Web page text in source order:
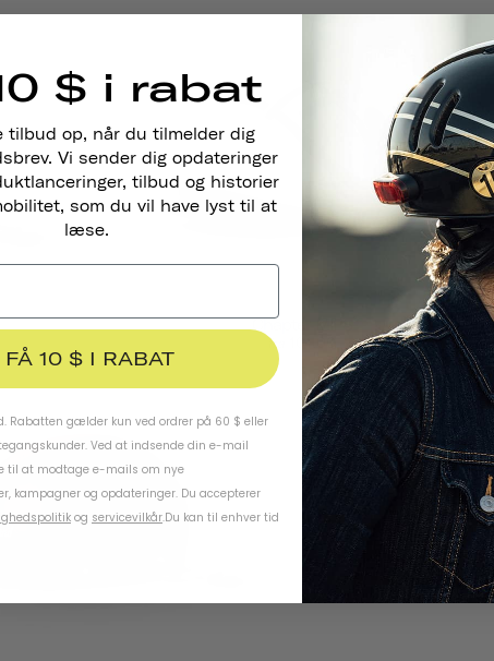
Chapter MIPS
fra
$ i rabat
tilbud op, når du tilmelder dig
Vi sender dig opdateringer
tilbud og historier
som du vil have lyst til at
læse.
FÅ 10 $ I RABAT
Rabatten gælder kun ved ordrer på 60 $ eller
Ved at indsende din e-mail
til at modtage e-mails om nye
kampagner og opdateringer. Du accepterer
og servicevilkår.Du kan til enhver tid